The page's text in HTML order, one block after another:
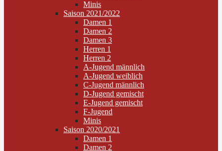
Minis
Saison 2021/2022
Damen 1
Damen 2
Damen 3
Herren 1
Herren 2
A-Jugend männlich
A-Jugend weiblich
C-Jugend männlich
D-Jugend gemischt
E-Jugend gemischt
F-Jugend
Minis
Saison 2020/2021
Damen 1
Damen 2